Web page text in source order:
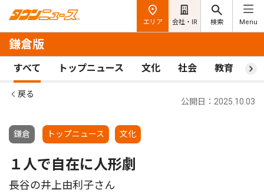
エリア 会社・IR 検索 Menu
鎌倉版
すべて トップニュース 文化 社会 教育 ス
戻る
鎌倉 トップニュース 文化
公開日：2025.10.03
１人で自在に人形劇
長谷の井上由利子さん